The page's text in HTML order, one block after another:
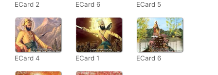
ECard 2 ECard 6 ECard 5
ECard 4 ECard 1 ECard 6